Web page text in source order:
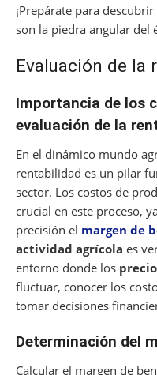
¡Prepárate para
son la piedra angular del
Evaluación de la
Importancia de los
evaluación de la
En el dinámico mundo
rentabilidad es un pilar
sector. Los costos de
crucial en este proceso,
precisión el margen de
actividad agrícola es
entorno donde los
fluctuar, conocer los
tomar decisiones
Determinación del
Calcular el margen de